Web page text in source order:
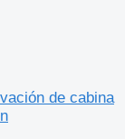
de cabina